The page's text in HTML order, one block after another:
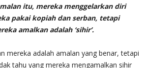
itu, mereka menggelarkan diri
pakai kopiah dan serban, tetapi
amalkan adalah ‘sihir’.
mereka adalah amalan yang benar, tetapi
tahu yang mereka mengamalkan sihir